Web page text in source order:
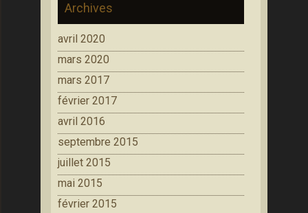
Archives
avril 2020
mars 2020
mars 2017
février 2017
avril 2016
septembre 2015
juillet 2015
mai 2015
février 2015